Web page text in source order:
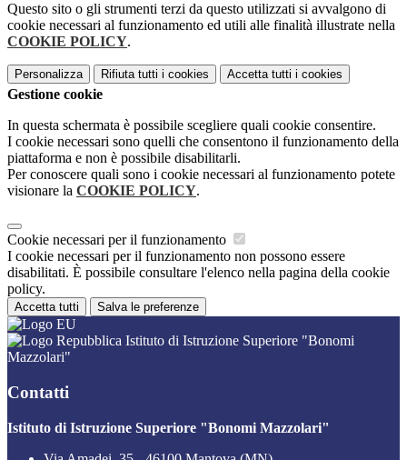
Questo sito o gli strumenti terzi da questo utilizzati si avvalgono di
cookie necessari al funzionamento ed utili alle finalità illustrate nella
COOKIE POLICY.
Personalizza Rifiuta tutti i cookies Accetta tutti i cookies
Gestione cookie
In questa schermata è possibile scegliere quali cookie consentire.
I cookie necessari sono quelli che consentono il funzionamento della
piattaforma e non è possibile disabilitarli.
Per conoscere quali sono i cookie necessari al funzionamento potete
visionare la COOKIE POLICY.
Cookie necessari per il funzionamento
I cookie necessari per il funzionamento non possono essere
disabilitati. È possibile consultare l'elenco nella pagina della cookie
policy.
Accetta tutti Salva le preferenze
Istituto di Istruzione Superiore "Bonomi
Mazzolari"
Contatti
Istituto di Istruzione Superiore "Bonomi Mazzolari"